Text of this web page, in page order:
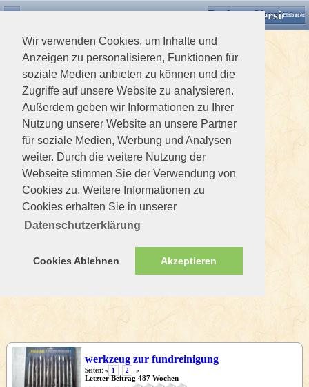
Wir verwenden Cookies, um Inhalte und
Anzeigen zu personalisieren, Funktionen für
soziale Medien anbieten zu können und die
Zugriffe auf unsere Website zu analysieren.
Außerdem geben wir Informationen zu Ihrer
Nutzung unserer Website an unsere Partner
für soziale Medien, Werbung und Analysen
weiter. Durch die weitere Nutzung der
Webseite stimmen Sie der Verwendung von
Cookies zu. Weitere Informationen zu
Cookies erhalten Sie in unserer
Datenschutzerklärung
Cookies Ablehnen Akzeptieren
Desktop VersionEinloggen
werkzeug zur fundreinigung
Seiten: « 1 2 »
Letzter Beitrag 487 Wochen